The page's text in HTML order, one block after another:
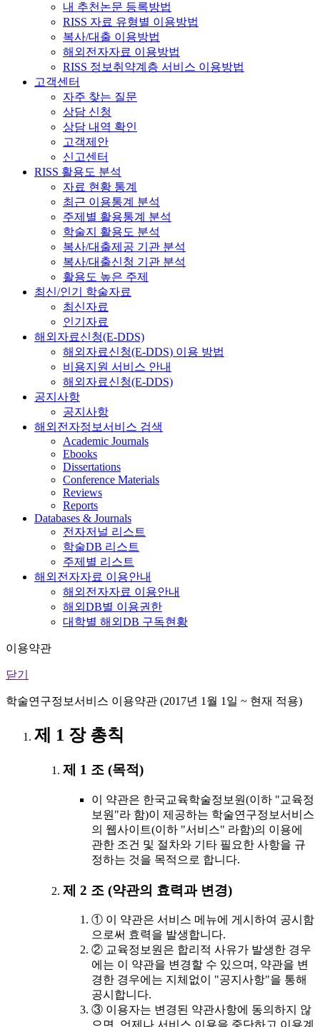
내 추천논문 등록방법
RISS 자료 유형별 이용방법
복사/대출 이용방법
해외전자자료 이용방법
RISS 정보취약계층 서비스 이용방법
고객센터
자주 찾는 질문
상담 신청
상담 내역 확인
고객제안
신고센터
RISS 활용도 분석
자료 현황 통계
최근 이용통계 분석
주제별 활용통계 분석
학술지 활용도 분석
복사/대출제공 기관 분석
복사/대출신청 기관 분석
활용도 높은 주제
최신/인기 학술자료
최신자료
인기자료
해외자료신청(E-DDS)
해외자료신청(E-DDS) 이용 방법
비용지원 서비스 안내
해외자료신청(E-DDS)
공지사항
공지사항
해외전자정보서비스 검색
Academic Journals
Ebooks
Dissertations
Conference Materials
Reviews
Reports
Databases & Journals
전자저널 리스트
학술DB 리스트
주제별 리스트
해외전자자료 이용안내
해외전자자료 이용안내
해외DB별 이용권한
대학별 해외DB 구독현황
이용약관
닫기
학술연구정보서비스 이용약관 (2017년 1월 1일 ~ 현재 적용)
제 1 장 총칙
제 1 조 (목적)
이 약관은 한국교육학술정보원(이하 "교육정
보원"라 함)이 제공하는 학술연구정보서비스
의 웹사이트(이하 "서비스" 라함)의 이용에
관한 조건 및 절차와 기타 필요한 사항을 규
정하는 것을 목적으로 합니다.
제 2 조 (약관의 효력과 변경)
① 이 약관은 서비스 메뉴에 게시하여 공시함
으로써 효력을 발생합니다.
② 교육정보원은 합리적 사유가 발생한 경우
에는 이 약관을 변경할 수 있으며, 약관을 변
경한 경우에는 지체없이 "공지사항"을 통해
공시합니다.
③ 이용자는 변경된 약관사항에 동의하지 않